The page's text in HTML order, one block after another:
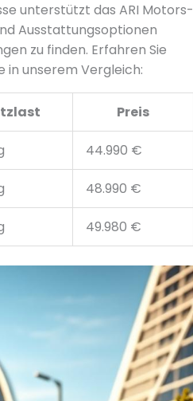
unterstützt das ARI Motors-
Ausstattungsoptionen
zu finden. Erfahren Sie
in unserem Vergleich:
Preis
44.990 €
48.990 €
49.980 €